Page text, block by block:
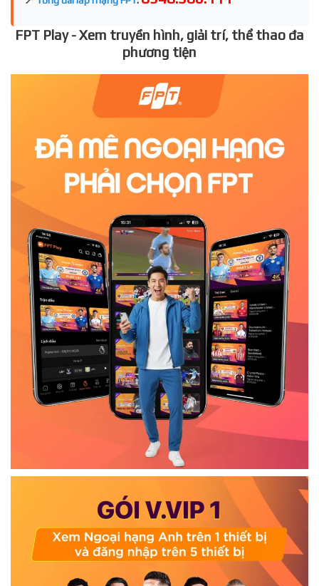
FPT Play - Xem truyền hình, giải trí, thể thao đa
phương tiện